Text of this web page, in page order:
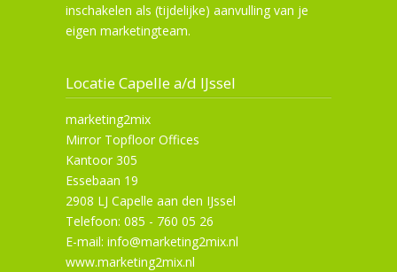
inschakelen als (tijdelijke) aanvulling van je
eigen marketingteam.
Locatie Capelle a/d IJssel
marketing2mix
Mirror Topfloor Offices
Kantoor 305
Essebaan 19
2908 LJ Capelle aan den IJssel
Telefoon: 085 - 760 05 26
E-mail: info@marketing2mix.nl
www.marketing2mix.nl